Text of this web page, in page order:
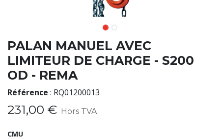
PALAN MANUEL AVEC
LIMITEUR DE CHARGE - S200
OD - REMA
Référence : RQ01200013
231,00 € Hors TVA
CMU